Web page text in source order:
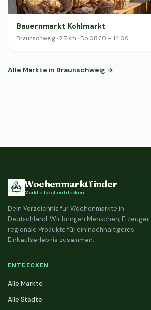
Bauernmarkt Kohlmarkt
Braunschweig · 2.7 km · Do 08:30 – 14:00
Alle Märkte in Braunschweig →
Wochenmarktfinder
Märkte lokal entdecken
Dein Verzeichnis für Wochenmärkte in
Deutschland. Wir bringen Menschen, Erzeuger
regionale Produkte für ein nachhaltigeres
Einkaufserlebnis zusammen.
ENTDECKEN
Alle Märkte
Alle Städte